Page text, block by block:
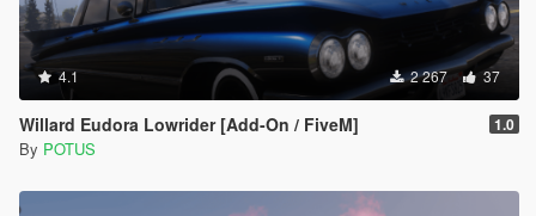
4.1 2 267 37
Willard Eudora Lowrider [Add-On / FiveM] 1.0
By POTUS